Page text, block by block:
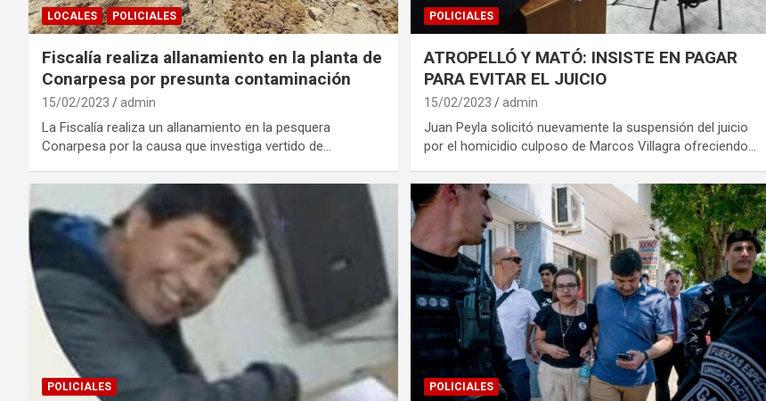
LOCALES POLICIALES
Fiscalía realiza allanamiento en la planta de
Conarpesa por presunta contaminación
15/02/2023 admin
La Fiscalía realiza un allanamiento en la pesquera
Conarpesa por la causa que investiga vertido de…
POLICIALES
ATROPELLÓ Y MATÓ: INSISTE EN PAGAR
PARA EVITAR EL JUICIO
15/02/2023 admin
Juan Peyla solicitó nuevamente la suspensión del juicio
por el homicidio culposo de Marcos Villagra ofreciendo…
POLICIALES POLICIALES